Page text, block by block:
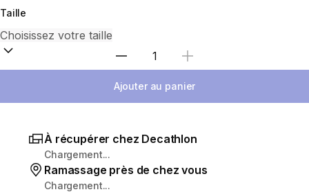
Taille
Sélectionnez la quantité
Ajouter au panier
À récupérer chez Decathlon
Chargement...
Ramassage près de chez vous
Chargement...